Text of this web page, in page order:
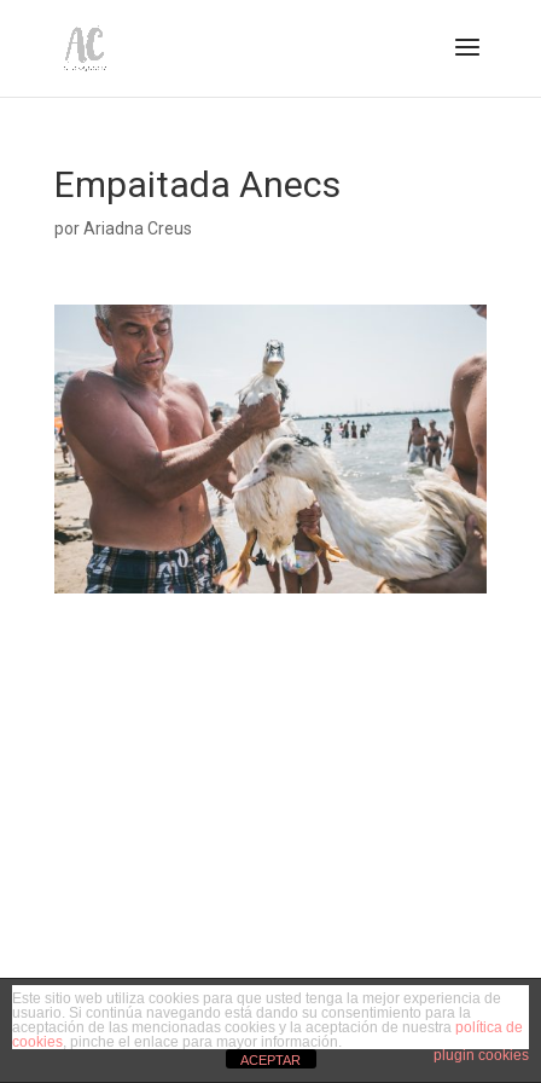
Empaitada Anecs
porAriadna Creus
Este sitio web utiliza cookies para que usted tenga la mejor experiencia de
usuario. Si continúa navegando está dando su consentimiento para la
aceptación de las mencionadas cookies y la aceptación de nuestra política de
cookies, pinche el enlace para mayor información.
plugin cookies
ACEPTAR